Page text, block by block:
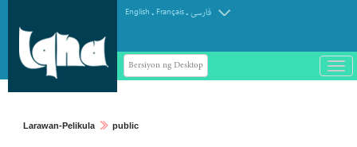
English . Français.فارسی
Bersiyon ng Desktop
باز
و
Larawan-Pelikula public